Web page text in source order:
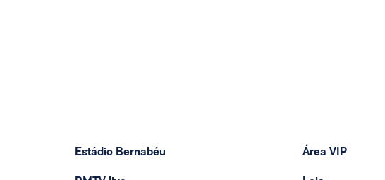
Estádio Bernabéu Área VIP